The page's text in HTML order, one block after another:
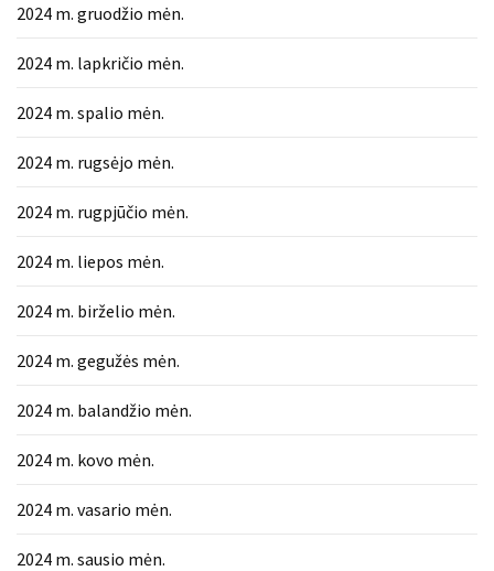
2024 m. gruodžio mėn.
2024 m. lapkričio mėn.
2024 m. spalio mėn.
2024 m. rugsėjo mėn.
2024 m. rugpjūčio mėn.
2024 m. liepos mėn.
2024 m. birželio mėn.
2024 m. gegužės mėn.
2024 m. balandžio mėn.
2024 m. kovo mėn.
2024 m. vasario mėn.
2024 m. sausio mėn.